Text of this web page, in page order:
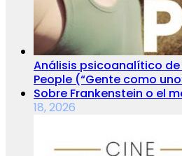
Análisis psicoanalítico
People (“Gente como
Sobre Frankenstein o el
18, 2026